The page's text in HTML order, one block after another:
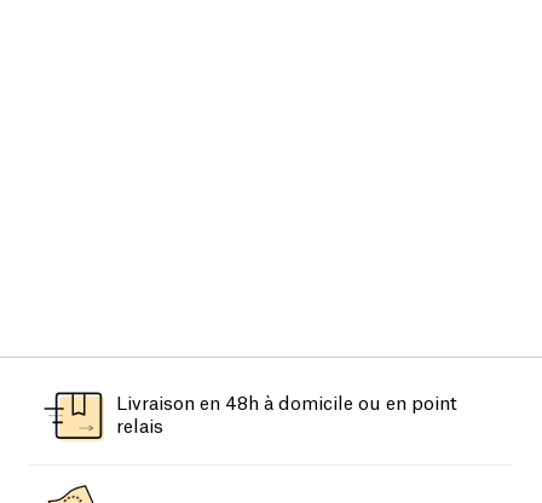
Livraison en 48h à domicile ou en point
relais